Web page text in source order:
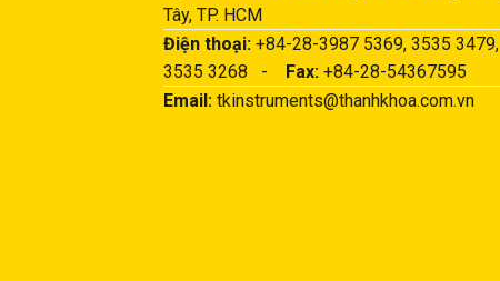
Tây, TP. HCM
Điện thoại: +84-28-3987 5369, 3535 3479,
3535 3268 -
Fax: +84-28-54367595
Email: tkinstruments@thanhkhoa.com.vn